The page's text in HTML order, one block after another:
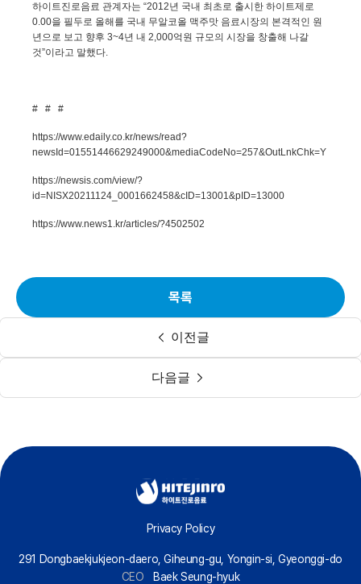
하이트진로음료 관계자는 “2012년 국내 최초로 출시한 하이트제로
0.00을 필두로 올해를 국내 무알코올 맥주맛 음료시장의 본격적인 원
년으로 보고 향후 3~4년 내 2,000억원 규모의 시장을 창출해 나갈
것”이라고 말했다.
# # #
https://www.edaily.co.kr/news/read?
newsId=01551446629249000&mediaCodeNo=257&OutLnkChk=Y
https://newsis.com/view/?
id=NISX20211124_0001662458&cID=13001&pID=13000
https://www.news1.kr/articles/?4502502
이전글
목록
다음글
Privacy Policy
291 Dongbaekjukjeon-daero, Giheung-gu, Yongin-si, Gyeonggi-do
CEO
Baek Seung-hyuk